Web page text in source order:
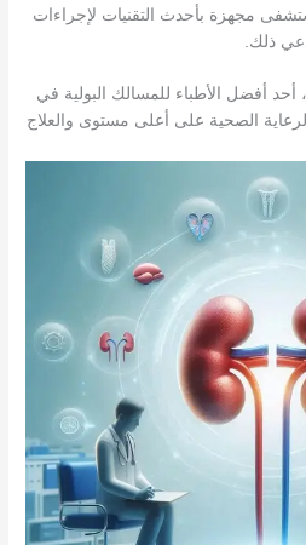
مجهزة بأحدث التقنيات لإجراءات
ذلك.
أحد أفضل الأطباء للمسالك البولية في
الصحية على أعلى مستوى والعلاج